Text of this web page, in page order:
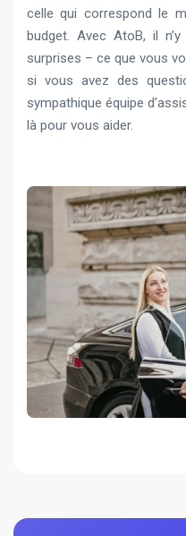
celle qui correspond le
budget. Avec AtoB, il
surprises – ce que vous
si vous avez des
sympathique équipe
là pour vous aider.